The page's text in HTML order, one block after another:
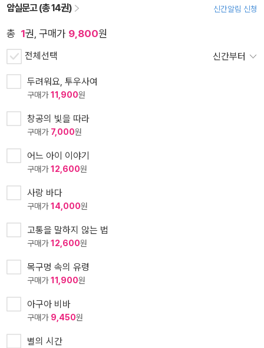
암실문고 (총 14권) 신간알림 신청
총 1권, 구매가 9,800원
전체선택 신간부터
두려워요, 투우사여
구매가11,900원
창공의 빛을 따라
구매가 7,000원
어느 아이 이야기
구매가12,600원
사랑 바다
구매가14,000원
고통을 말하지 않는 법
구매가12,600원
목구멍 속의 유령
구매가11,900원
아구아 비바
구매가 9,450원
별의 시간